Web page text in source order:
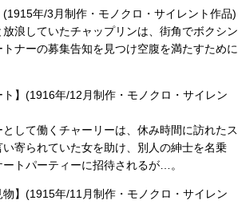
(1915年/3月制作・モノクロ・サイレント作品)
浪していたチャップリンは、街角でボクシン
ナーの募集告知を見つけ空腹を満たすために
ト】(1916年/12月制作・モノクロ・サイレン
して働くチャーリーは、休み時間に訪れたス
寄られていた女を助け、別人の紳士を名乗
トパーティーに招待されるが…。
物】(1915年/11月制作・モノクロ・サイレン